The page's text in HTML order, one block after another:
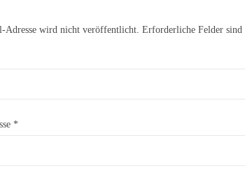
Adresse wird nicht veröffentlicht. Erforderliche Felder
*